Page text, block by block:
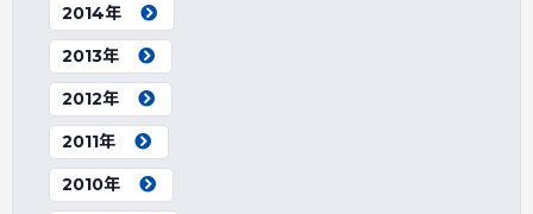
2014年
2013年
2012年
2011年
2010年